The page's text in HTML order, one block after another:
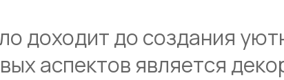
доходит до создания
аспектов является